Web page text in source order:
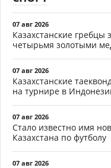
07 авг 2026
Казахстанские
четырьмя золотыми
07 авг 2026
Казахстанские
на турнире в
07 авг 2026
Стало известно имя
Казахстана по футболу
07 авг 2026